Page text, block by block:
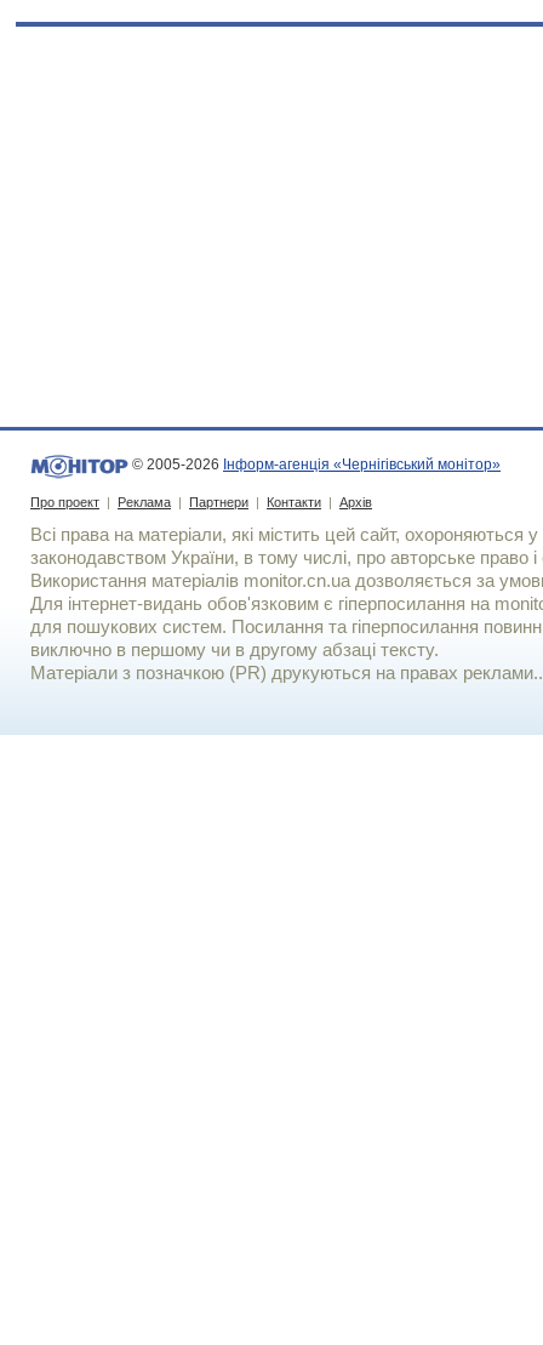
© 2005-2026 Інформ-агенція «Чернігівський монітор»
Про проект | Реклама | Партнери | Контакти | Архів
Всі права на матеріали, які містить цей сайт, охороняються у
законодавством України, в тому числі, про авторське право і
Використання матерiалiв monitor.cn.ua дозволяється за
Для iнтернет-видань обов'язковим є гiперпосилання на
для пошукових систем. Посилання та гіперпосилання
виключно в першому чи в другому абзаці тексту.
Матеріали з позначкою (PR) друкуються на правах реклами..